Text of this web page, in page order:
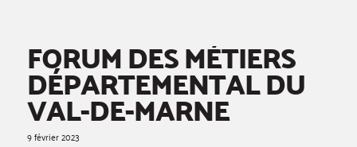
FORUM DES MÉTIERS
DÉPARTEMENTAL DU
VAL-DE-MARNE
9 février 2023